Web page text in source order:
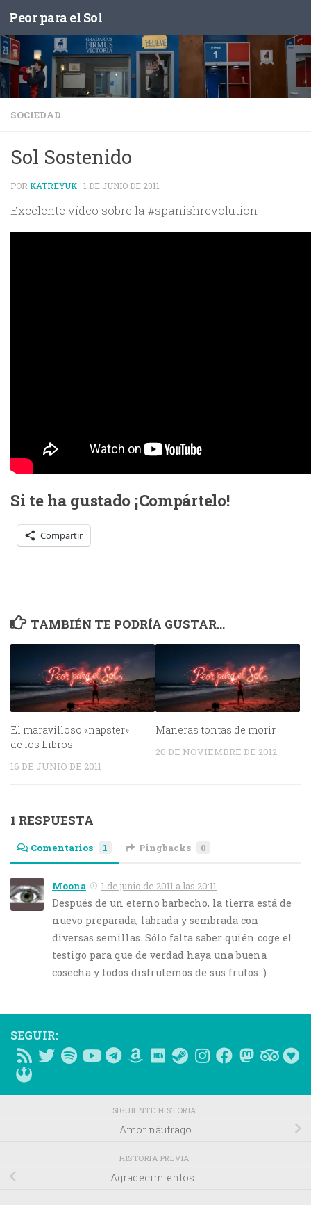
Saltar al contenido
Peor para el Sol
SOCIEDAD
Sol Sostenido
POR KATREYUK · 1 DE JUNIO DE 2011
Excelente vídeo sobre la #spanishrevolution
Si te ha gustado ¡Compártelo!
Compartir
TAMBIÉN TE PODRÍA GUSTAR...
El maravilloso «napster»
de los Libros
16 DE JUNIO DE 2011
Maneras tontas de morir
20 DE NOVIEMBRE DE 2012
1 RESPUESTA
Comentarios 1 Pingbacks 0
Moona 1 de junio de 2011 a las 20:11
Después de un eterno barbecho, la tierra está de
nuevo preparada, labrada y sembrada con
diversas semillas. Sólo falta saber quién coge el
testigo para que de verdad haya una buena
cosecha y todos disfrutemos de sus frutos :)
SEGUIR:
SIGUIENTE HISTORIA
Amor náufrago
HISTORIA PREVIA
Agradecimientos…